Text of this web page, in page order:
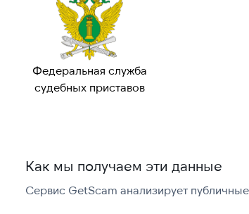
Федеральная служба
судебных приставов
Как мы получаем эти данные
Сервис GetScam анализирует